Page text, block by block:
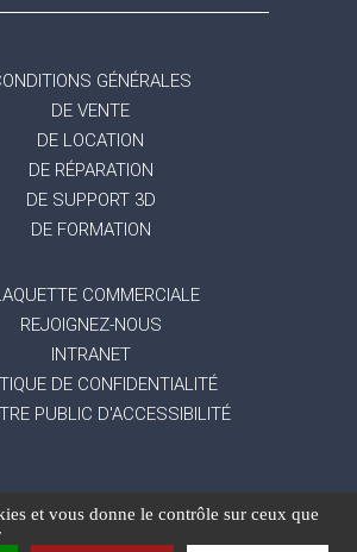
GÉNÉRALES
DE VENTE
DE LOCATION
DE RÉPARATION
DE SUPPORT 3D
DE FORMATION
COMMERCIALE
REJOIGNEZ-NOUS
INTRANET
DE CONFIDENTIALITÉ
PUBLIC D'ACCESSIBILITÉ
légales-Gestion des données
et vous donne le contrôle sur ceux que